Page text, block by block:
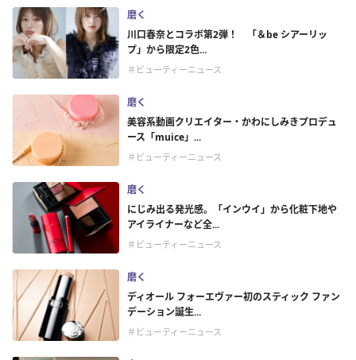
磨く
川口春奈とコラボ第2弾！ 「＆be シアーリッ
プ」から限定2色...
＃ビューティーニュース
磨く
美容系動画クリエイター・かわにしみきプロデュ
ース「muice」...
＃ビューティーニュース
磨く
にじみ出る発光感。「インウイ」から化粧下地や
アイライナーなど全...
＃ビューティーニュース
磨く
ディオール フォーエヴァー初のスティック ファン
デーション誕生...
＃ビューティーニュース